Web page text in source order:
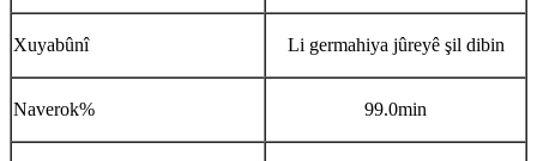
Xuyabûnî Li germahiya jûreyê şil dibin
Naverok% 99.0min